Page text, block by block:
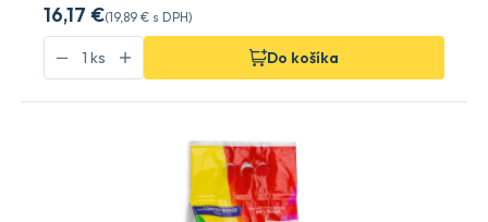
16,17 €(19,89 € s DPH)
Do košíka